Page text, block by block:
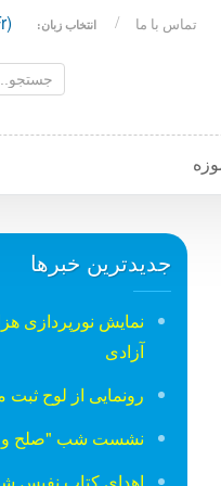
تماس با ما انتخاب زبان:
جدیدترین خبرها
نمایش نورپردازی
آزادی
رونمایی از لوح
نشست شب "صلح و
اهدای کتاب نفیس